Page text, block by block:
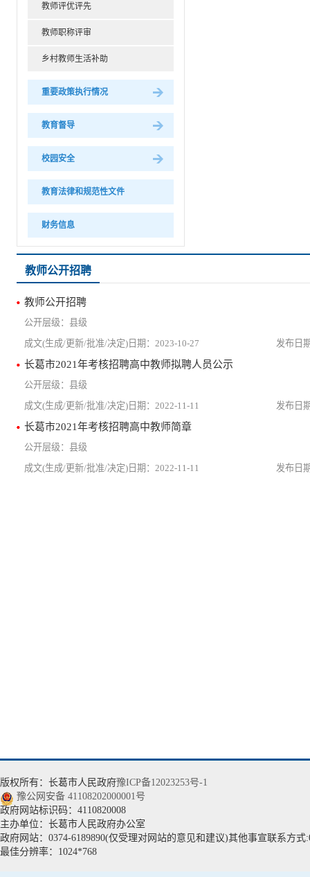
教师评优评先
教师职称评审
乡村教师生活补助
重要政策执行情况
教育督导
校园安全
教育法律和规范性文件
财务信息
教师公开招聘
教师公开招聘
县级
2023-10-27
长葛市2021年考核招聘高中教师拟聘人员公示
县级
2022-11-11
长葛市2021年考核招聘高中教师简章
县级
2022-11-11
版权所有：长葛市人民政府豫ICP备12023253号-1
豫公网安备 41108202000001号
政府网站标识码：4110820008
主办单位：长葛市人民政府办公室
政府网站：0374-6189890(仅受理对网站的意见和建议)其他事宣联系方式
最佳分辨率：1024*768